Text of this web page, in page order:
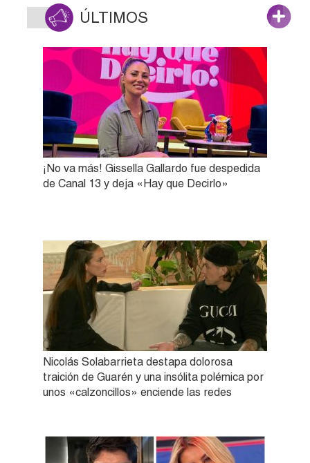
ÚLTIMOS
¡No va más! Gissella Gallardo fue despedida
de Canal 13 y deja «Hay que Decirlo»
Nicolás Solabarrieta destapa dolorosa
traición de Guarén y una insólita polémica por
unos «calzoncillos» enciende las redes